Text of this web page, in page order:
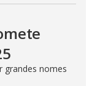
grandes nomes